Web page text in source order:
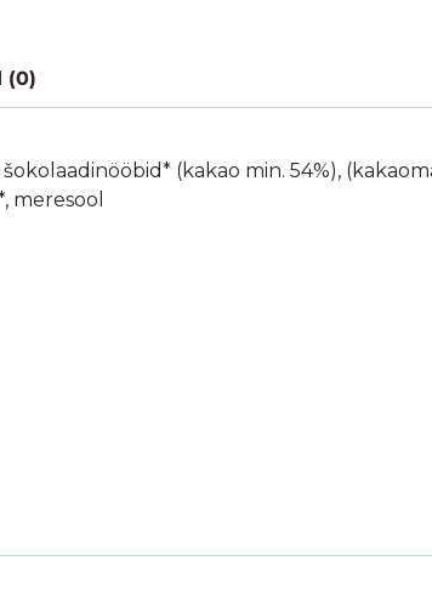
(0)
(kakao min. 54%),
meresool